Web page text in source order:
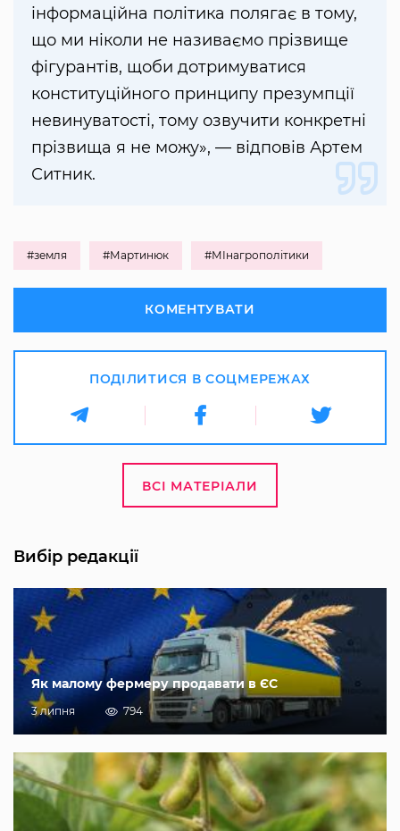
інформаційна політика полягає в тому,
що ми ніколи не називаємо прізвище
фігурантів, щоби дотримуватися
конституційного принципу презумпції
невинуватості, тому озвучити конкретні
прізвища я не можу», — відповів Артем
Ситник.
#земля #Мартинюк #МІнагрополітики
КОМЕНТУВАТИ
ПОДІЛИТИСЯ В СОЦМЕРЕЖАХ
ВСІ МАТЕРІАЛИ
Вибір редакції
Як малому фермеру продавати в ЄС
3 липня 794